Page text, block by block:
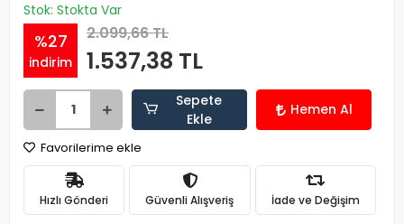
Stok: Stokta Var
%27
indirim
2.099,66 TL
1.537,38 TL
Sepete
Ekle
Hemen Al
Favorilerime ekle
Hızlı Gönderi Güvenli Alışveriş İade ve Değişim